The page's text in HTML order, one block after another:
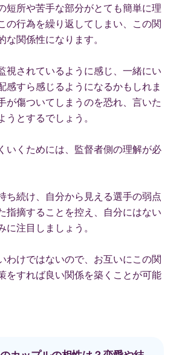
短所や苦手な部分がとても簡単に理
の行為を繰り返してしまい、この関
関係性になります。
視されているように感じ、一緒にい
感すら感じるようになるかもしれま
が傷ついてしまうのを恐れ、言いた
とするでしょう。
いくためには、監督者側の理解が必
ち続け、自分から見える選手の弱点
指摘することを控え、自分にはない
注目しましょう。
わけではないので、お互いにこの関
をすれば良い関係を築くことが可能